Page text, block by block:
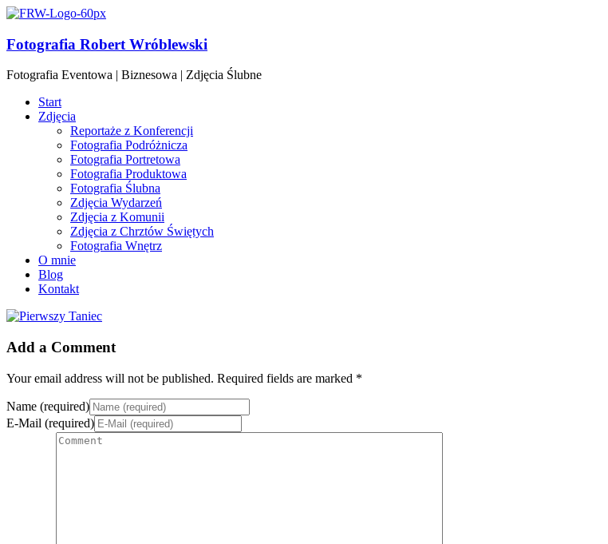
Fotografia Robert Wróblewski
Fotografia Eventowa | Biznesowa | Zdjęcia Ślubne
Start
Zdjęcia
Reportaże z Konferencji
Fotografia Podróżnicza
Fotografia Portretowa
Fotografia Produktowa
Fotografia Ślubna
Zdjęcia Wydarzeń
Zdjęcia z Komunii
Zdjęcia z Chrztów Świętych
Fotografia Wnętrz
O mnie
Blog
Kontakt
Add a Comment
Your email address will not be published. Required fields are marked *
Name (required)
E-Mail (required)